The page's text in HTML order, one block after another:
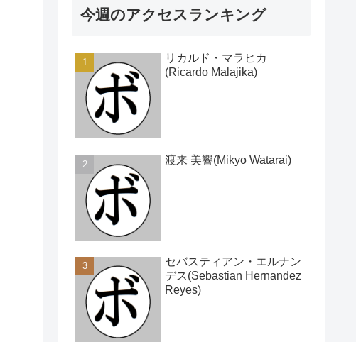
今週のアクセスランキング
リカルド・マラヒカ
(Ricardo Malajika)
渡来 美響(Mikyo Watarai)
セバスティアン・エルナン
デス(Sebastian Hernandez
Reyes)